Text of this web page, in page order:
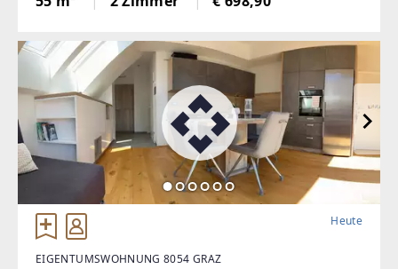
eine durchdachte Raumaufteilung und besteht
Heute
EIGENTUMSWOHNUNG 8054 GRAZ